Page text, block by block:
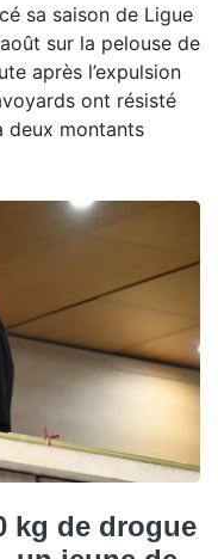
sa saison de Ligue
sur la pelouse de
après l’expulsion
ont résisté
deux montants
kg de drogue